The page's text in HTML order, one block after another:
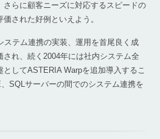
さらに顧客ニーズに対応するスピードの
された好例といえよう。
ステム連携の実装、運用を首尾良く成
れ、続く2004年には社内システム全
してASTERIA Warpを追加導入するこ
SQLサーバーの間でのシステム連携を